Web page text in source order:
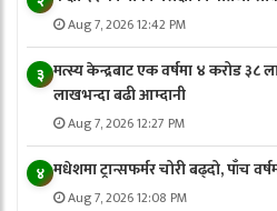
Aug 7, 2026 12:42 PM
३ मत्स्य केन्द्रबाट एक वर्षमा ४ करोड ३८
लाखभन्दा बढी आम्दानी
Aug 7, 2026 12:27 PM
४ मधेशमा ट्रान्सफर्मर चोरी बढ्दो, पाँच
Aug 7, 2026 12:08 PM